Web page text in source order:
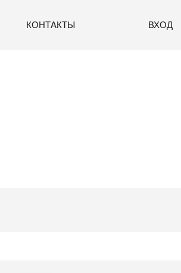
КОНТАКТЫ ВХОД